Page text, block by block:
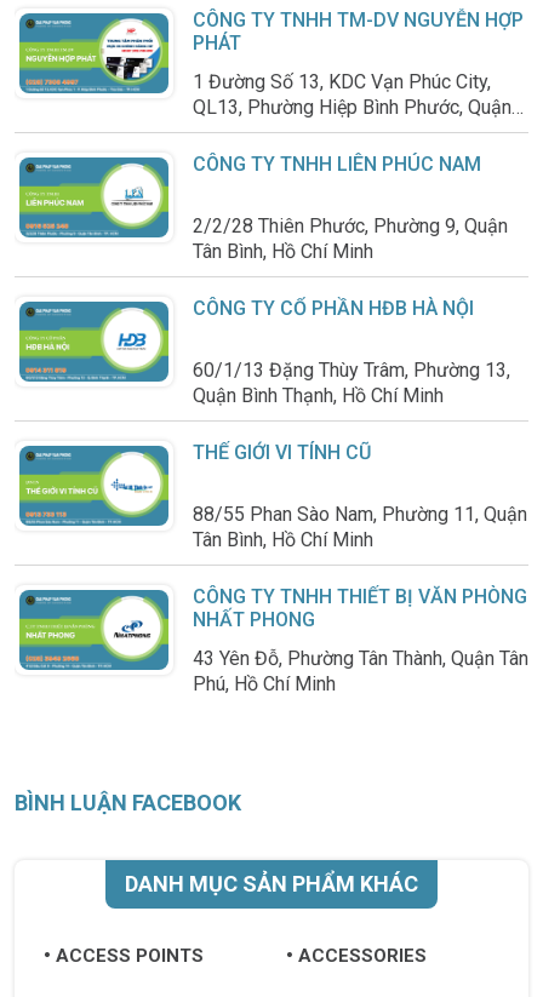
CÔNG TY TNHH TM-DV NGUYỄN HỢP
PHÁT
1 Đường Số 13, KDC Vạn Phúc City,
QL13, Phường Hiệp Bình Phước, Quận
Thủ Đức, Hồ Chí Minh
CÔNG TY TNHH LIÊN PHÚC NAM
2/2/28 Thiên Phước, Phường 9, Quận
Tân Bình, Hồ Chí Minh
CÔNG TY CỔ PHẦN HĐB HÀ NỘI
60/1/13 Đặng Thùy Trâm, Phường 13,
Quận Bình Thạnh, Hồ Chí Minh
THẾ GIỚI VI TÍNH CŨ
88/55 Phan Sào Nam, Phường 11, Quận
Tân Bình, Hồ Chí Minh
CÔNG TY TNHH THIẾT BỊ VĂN PHÒNG
NHẤT PHONG
43 Yên Đỗ, Phường Tân Thành, Quận Tân
Phú, Hồ Chí Minh
BÌNH LUẬN FACEBOOK
DANH MỤC SẢN PHẨM KHÁC
ACCESS POINTS ACCESSORIES